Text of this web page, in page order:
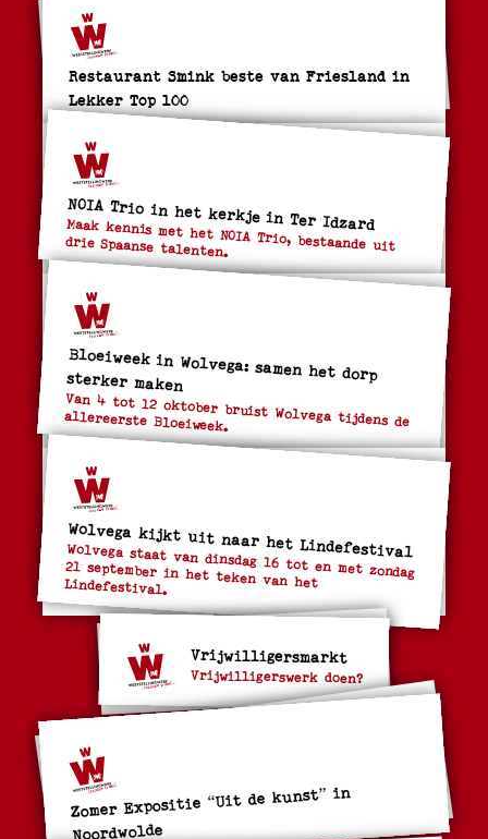
Restaurant Smink beste van Friesland in
Lekker Top 100
NOIA Trio in het kerkje in Ter Idzard
Maak kennis met het NOIA Trio, bestaande uit
drie Spaanse talenten.
Bloeiweek in Wolvega: samen het dorp
sterker maken
Van 4 tot 12 oktober bruist Wolvega tijdens de
allereerste Bloeiweek.
Wolvega kijkt uit naar het Lindefestival
Wolvega staat van dinsdag 16 tot en met zondag
21 september in het teken van het Lindefestival.
Vrijwilligersmarkt
Vrijwilligerswerk doen?
Zomer Expositie “Uit de kunst” in
Noordwolde